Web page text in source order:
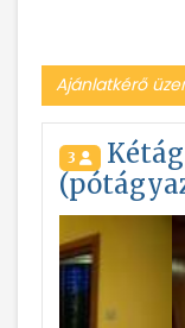
Ajánlatkérő
3